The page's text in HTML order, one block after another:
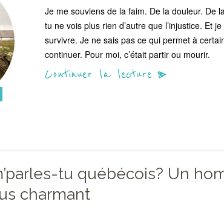
Je me souviens de la faim. De la douleur. De
tu ne vois plus rien d’autre que l’injustice. Et
survivre. Je ne sais pas ce qui permet à
continuer. Pour moi, c’était partir ou mourir.
Continuer la lecture
tu québécois? Un
charmant